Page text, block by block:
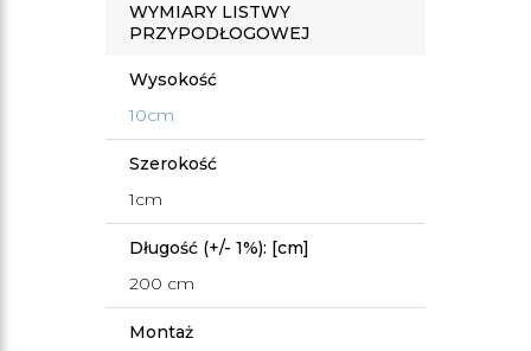
WYMIARY LISTWY
PRZYPODŁOGOWEJ
Wysokość
10cm
Szerokość
1cm
Długość (+/- 1%): [cm]
200 cm
Montaż